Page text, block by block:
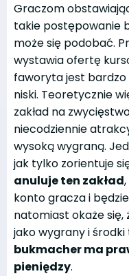
Graczom
takie postępowanie
może się podobać.
wystawia ofertę
faworyta jest bardzo
niski. Teoretycznie
zakład na
niecodziennie
wysoką wygraną.
jak tylko zorientuje
anuluje ten zakład
konto gracza i
natomiast okaże się,
jako wygrany i środki
bukmacher ma
pieniędzy.